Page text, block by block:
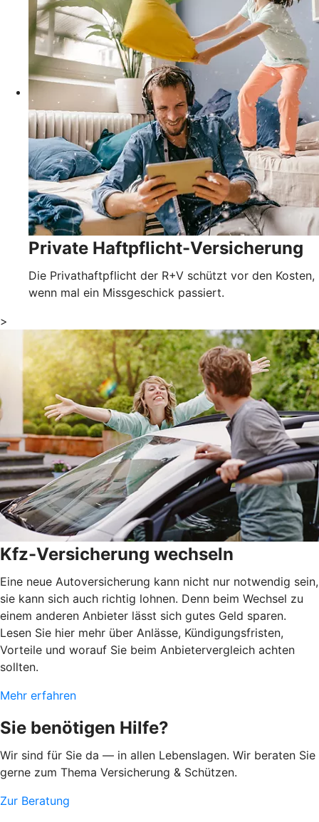
Private Haftpflicht-Versicherung
Die Privathaftpflicht der R+V schützt vor den Kosten,
wenn mal ein Missgeschick passiert.
>
Kfz-Versicherung wechseln
Eine neue Autoversicherung kann nicht nur notwendig sein,
sie kann sich auch richtig lohnen. Denn beim Wechsel zu
einem anderen Anbieter lässt sich gutes Geld sparen.
Lesen Sie hier mehr über Anlässe, Kündigungsfristen,
Vorteile und worauf Sie beim Anbietervergleich achten
sollten.
Mehr erfahren
Sie benötigen Hilfe?
Wir sind für Sie da — in allen Lebenslagen. Wir beraten Sie
gerne zum Thema Versicherung & Schützen.
Zur Beratung